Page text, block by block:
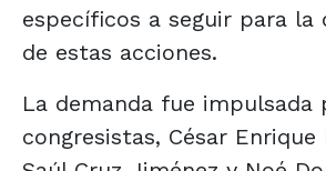
específicos a seguir para la
de estas acciones.
La demanda fue impulsada
congresistas, César Enrique